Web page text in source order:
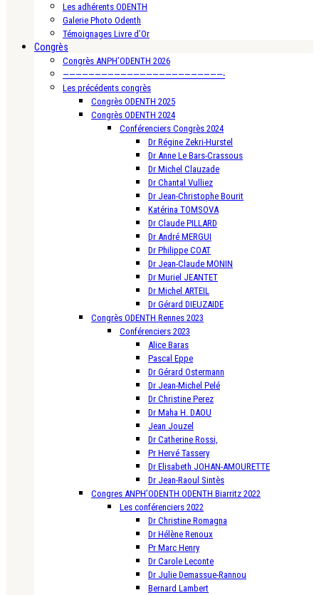
Les adhérents ODENTH
Galerie Photo Odenth
Témoignages Livre d’Or
Congrès
Congrès ANPH’ODENTH 2026
—————————————————————————-
Les précédents congrès
Congrès ODENTH 2025
Congrès ODENTH 2024
Conférenciers Congrès 2024
Dr Régine Zekri-Hurstel
Dr Anne Le Bars-Crassous
Dr Michel Clauzade
Dr Chantal Vulliez
Dr Jean-Christophe Bourit
Katérina TOMSOVA
Dr Claude PILLARD
Dr André MERGUI
Dr Philippe COAT
Dr Jean-Claude MONIN
Dr Muriel JEANTET
Dr Michel ARTEIL
Dr Gérard DIEUZAIDE
Congrès ODENTH Rennes 2023
Conférenciers 2023
Alice Baras
Pascal Eppe
Dr Gérard Ostermann
Dr Jean-Michel Pelé
Dr Christine Perez
Dr Maha H. DAOU
Jean Jouzel
Dr Catherine Rossi,
Pr Hervé Tassery
Dr Elisabeth JOHAN-AMOURETTE
Dr Jean-Raoul Sintès
Congres ANPH’ODENTH ODENTH Biarritz 2022
Les conférenciers 2022
Dr Christine Romagna
Dr Hélène Renoux
Pr Marc Henry
Dr Carole Leconte
Dr Julie Demassue-Rannou
Bernard Lambert